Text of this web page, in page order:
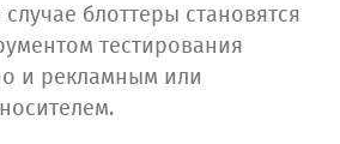
блоттеры становятся
тестирования
и рекламным или